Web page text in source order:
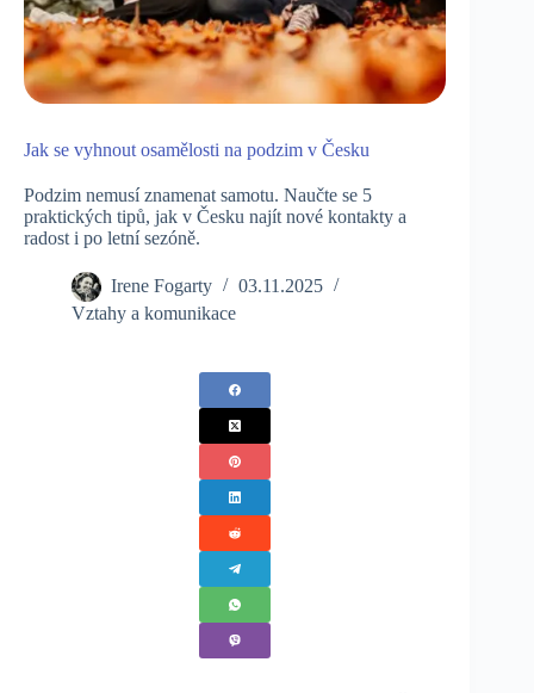
Jak se vyhnout osamělosti na podzim v Česku
Podzim nemusí znamenat samotu. Naučte se 5
praktických tipů, jak v Česku najít nové kontakty a
radost i po letní sezóně.
Irene Fogarty
03.11.2025
Vztahy a komunikace